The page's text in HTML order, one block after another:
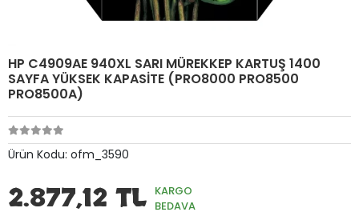
HP C4909AE 940XL SARI MÜREKKEP KARTUŞ 1400
SAYFA YÜKSEK KAPASİTE (PRO8000 PRO8500
PRO8500A)
Ürün Kodu: ofm_3590
2.877,12 TL KARGO
BEDAVA